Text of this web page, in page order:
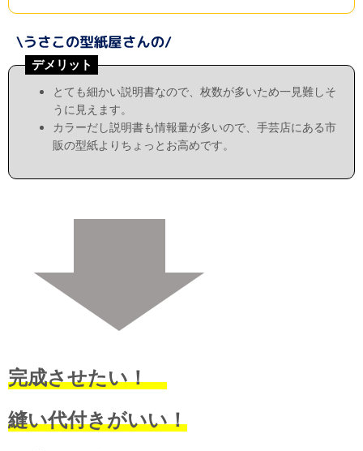
デメリット
とても細かい説明書なので、枚数が多いため一見難しそ
うに見えます。
カラーだし説明書も情報量が多いので、手芸店にある市
販の型紙よりちょっとお高めです。
完成させたい！
縫い代付きがいい！